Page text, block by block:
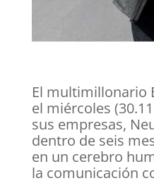
El multimillonario
el miércoles
sus empresas,
dentro de seis
en un cerebro
la comunicación